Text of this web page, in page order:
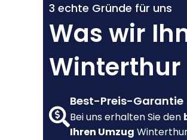
3 echte Gründe für uns
Was wir
Winterthur
Best-Preis-Garantie
Bei uns erhalten Sie den
Ihren Umzug